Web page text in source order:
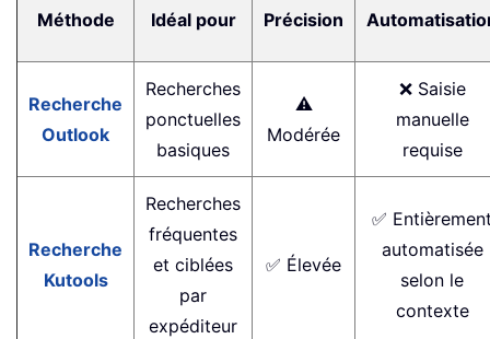
Méthode Idéal pour Précision
Recherche
Outlook
Recherches
ponctuelles
basiques
⚠️
Modérée
❌ Saisie
manuelle
requise
Recherche
Kutools
Recherches
fréquentes
et ciblées
par
expéditeur
✅ Élevée
✅
automatisée
selon le
contexte